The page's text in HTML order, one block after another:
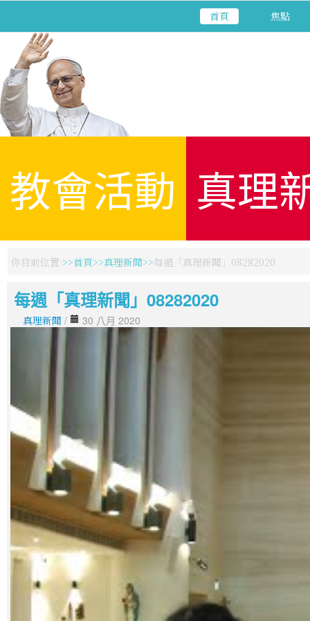
首頁 焦點
教會活動 真理
你目前位置: 首頁 真理新聞 每週「真理新聞」08282020
每週「真理新聞」08282020
真理新聞 / 30 八月 2020